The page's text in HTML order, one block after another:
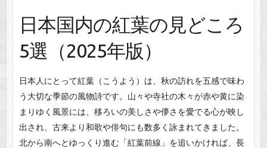
日本国内の紅葉の見どころ
5選（2025年版）
日本人にとって紅葉（こうよう）は、秋の訪れを五感で味わ
う大切な季節の風物詩です。山々や寺社の木々が赤や黄に染
まりゆく風景には、移ろいの美しさや儚さを愛でる心が映し
出され、古来より和歌や俳句にも数多く詠まれてきました。
北から南へとゆっくり進む「紅葉前線」を追いかければ、長